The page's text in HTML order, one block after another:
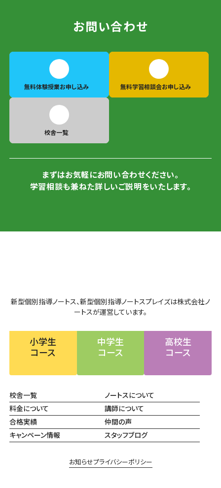
お問い合わせ
無料体験授業お申し込み 無料学習相談会お申し込み
校舎一覧
まずはお気軽にお問い合わせください。
学習相談も兼ねた詳しいご説明をいたします。
新型個別指導ノートス、新型個別指導ノートスプレイズは株式会社ノ
ートスが運営しています。
小学生
コース
中学生
コース
高校生
コース
校舎一覧
ノートスについて
料金について
講師について
合格実績
仲間の声
キャンペーン情報
スタッフブログ
お知らせプライバシーポリシー